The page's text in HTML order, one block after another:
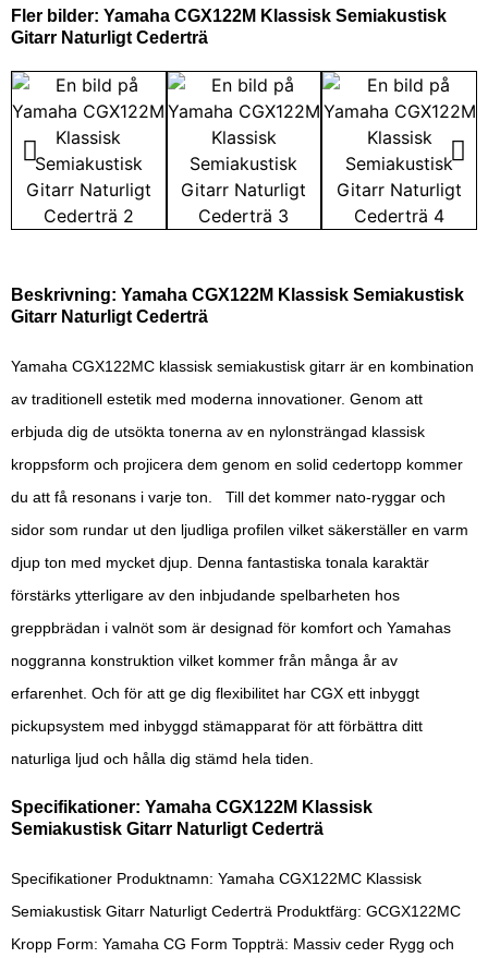
Fler bilder: Yamaha CGX122M Klassisk Semiakustisk
Gitarr Naturligt Cederträ
Beskrivning: Yamaha CGX122M Klassisk Semiakustisk
Gitarr Naturligt Cederträ
Yamaha CGX122MC klassisk semiakustisk gitarr är en kombination
av traditionell estetik med moderna innovationer. Genom att
erbjuda dig de utsökta tonerna av en nylonsträngad klassisk
kroppsform och projicera dem genom en solid cedertopp kommer
du att få resonans i varje ton. Till det kommer nato-ryggar och
sidor som rundar ut den ljudliga profilen vilket säkerställer en varm
djup ton med mycket djup. Denna fantastiska tonala karaktär
förstärks ytterligare av den inbjudande spelbarheten hos
greppbrädan i valnöt som är designad för komfort och Yamahas
noggranna konstruktion vilket kommer från många år av
erfarenhet. Och för att ge dig flexibilitet har CGX ett inbyggt
pickupsystem med inbyggd stämapparat för att förbättra ditt
naturliga ljud och hålla dig stämd hela tiden.
Specifikationer: Yamaha CGX122M Klassisk
Semiakustisk Gitarr Naturligt Cederträ
Specifikationer Produktnamn: Yamaha CGX122MC Klassisk
Semiakustisk Gitarr Naturligt Cederträ Produktfärg: GCGX122MC
Kropp Form: Yamaha CG Form Toppträ: Massiv ceder Rygg och